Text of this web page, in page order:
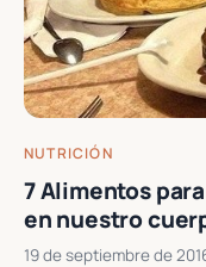
NUTRICIÓN
7 Alimentos
en nuestro
19 de septiembre de